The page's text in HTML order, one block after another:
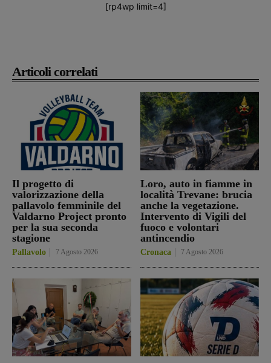
Articoli correlati
Il progetto di
valorizzazione della
pallavolo femminile del
Valdarno Project pronto
per la sua seconda
stagione
Pallavolo 7 Agosto 2026
Loro, auto in fiamme in
località Trevane: brucia
anche la vegetazione.
Intervento di Vigili del
fuoco e volontari
antincendio
Cronaca 7 Agosto 2026
[rp4wp limit=4]